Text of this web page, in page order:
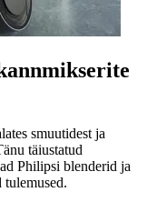
smuutidest ja
täiustatud
Philipsi blenderid ja
tulemused.